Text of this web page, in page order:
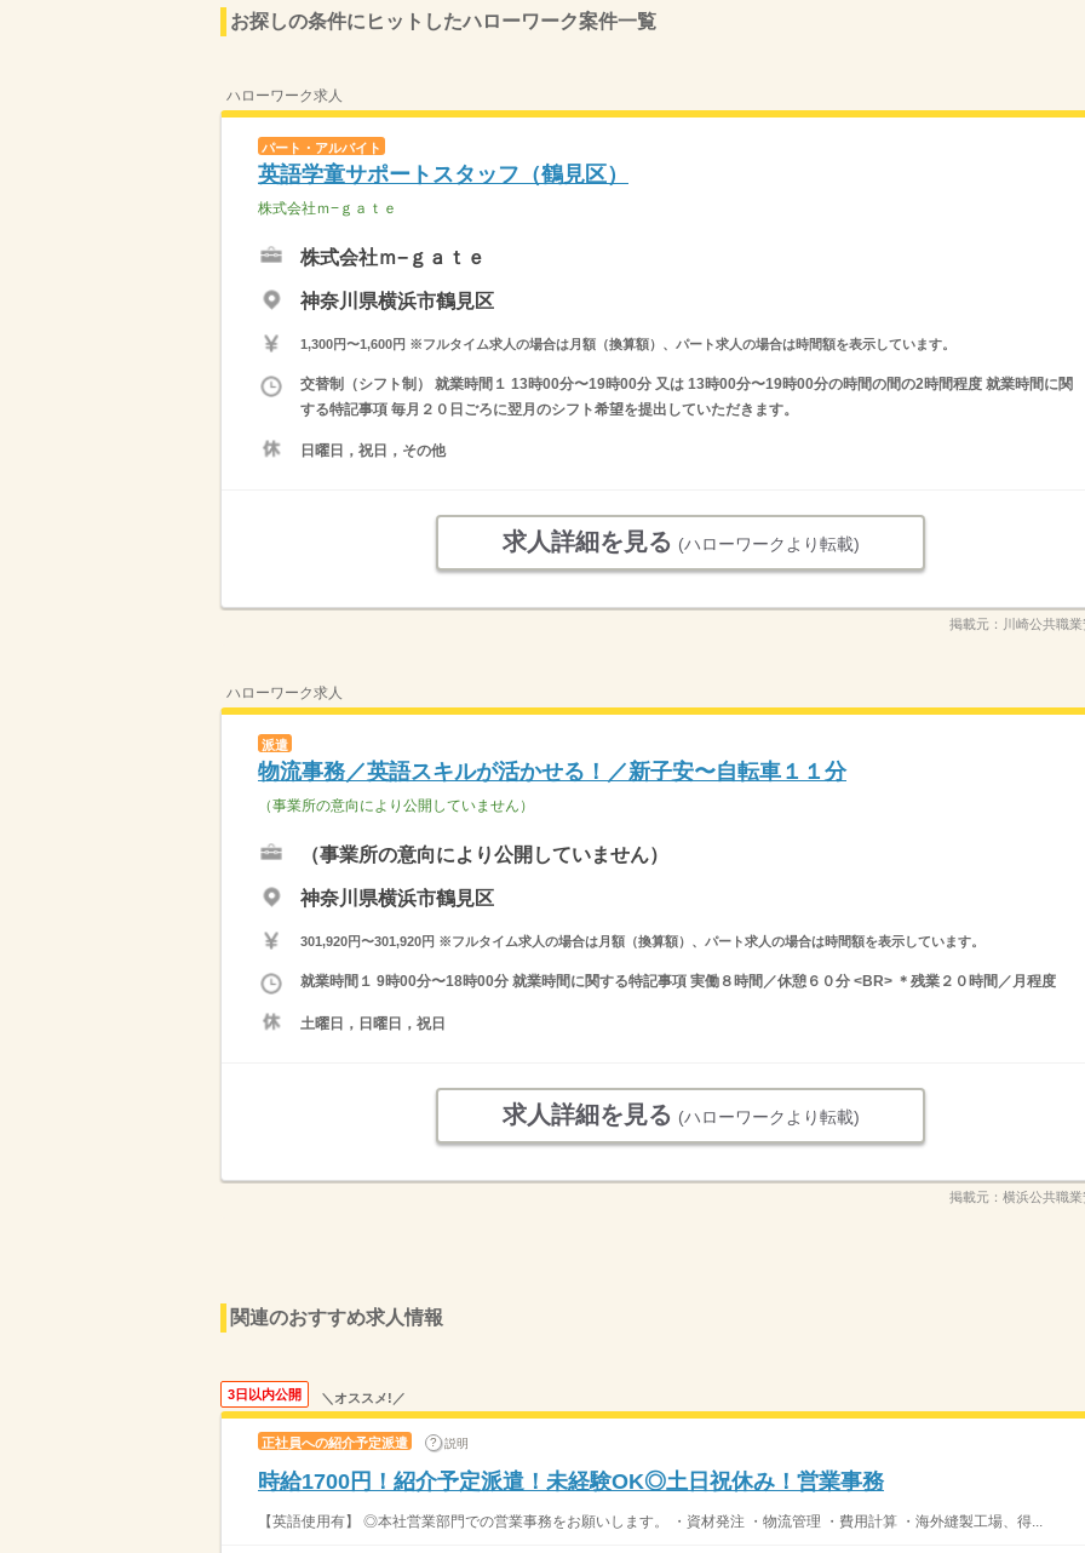
お探しの条件にヒットしたハローワーク案件一覧
ハローワーク求人
パート・アルバイト
英語学童サポートスタッフ（鶴見区）
株式会社ｍ−ｇａｔｅ
株式会社ｍ−ｇａｔｅ
神奈川県横浜市鶴見区
1,300円〜1,600円 ※フルタイム求人の場合は月額（換算額）、パート求人の場合は時間額を表示しています。
交替制（シフト制） 就業時間１ 13時00分〜19時00分 又は 13時00分〜19時00分の時間の間の2時間程度 就業時間に関
する特記事項 毎月２０日ごろに翌月のシフト希望を提出していただきます。
日曜日，祝日，その他
求人詳細を見る (ハローワークより転載)
掲載元： 川崎公共職
ハローワーク求人
派遣
物流事務／英語スキルが活かせる！／新子安〜自転車１１分
（事業所の意向により公開していません）
（事業所の意向により公開していません）
神奈川県横浜市鶴見区
301,920円〜301,920円 ※フルタイム求人の場合は月額（換算額）、パート求人の場合は時間額を表示しています。
就業時間１ 9時00分〜18時00分 就業時間に関する特記事項 実働８時間／休憩６０分 <BR> ＊残業２０時間／月程度
土曜日，日曜日，祝日
求人詳細を見る (ハローワークより転載)
掲載元： 横浜公共職
関連のおすすめ求人情報
3日以内公開 ＼オススメ!／
正社員への紹介予定派遣 説明
時給1700円！紹介予定派遣！未経験OK◎土日祝休み！営業事務
【英語使用有】 ◎本社営業部門での営業事務をお願いします。 ・資材発注 ・物流管理 ・費用計算 ・海外縫製工場、得...